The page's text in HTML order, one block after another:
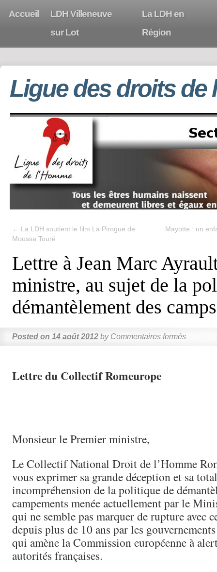
Accueil
LDH Villeneuve
sur Lot
La LDH en
Région
Ligue des droits de
← La LDH soutient le film La Pirogue de
Moussa Touré
Mayotte : un
Lettre à Jean Marc
ministre, au sujet de la
démantèlement des
Posted on 14 août 2012 by Commentaires fermés
Lettre du Collectif Romeurope
Monsieur le Premier ministre,
Le Collectif National Droit de l’Homme
vous exprimer sa grande déception et sa
incompréhension de la politique de
campements menée actuellement par le
qui ne semble pas marquer de rupture avec
depuis plus de 10 ans par les
qui amène la Commission européenne à
autorités françaises.